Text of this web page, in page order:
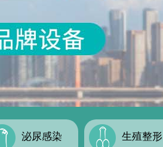
泌尿感染 生殖整形